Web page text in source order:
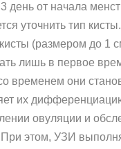
день от начала
уточнить тип
(размером до 1
лишь в первое
временем они
их
овуляции и
этом, УЗИ